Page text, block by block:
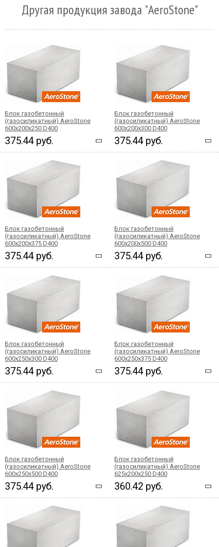
Другая продукция завода "AeroStone"
Блок газобетонный
(газосиликатный) AeroStone
600x200x250 D400
375.44 руб.
Блок газобетонный
(газосиликатный) AeroStone
600x200x300 D400
375.44 руб.
Блок газобетонный
(газосиликатный) AeroStone
600x200x375 D400
375.44 руб.
Блок газобетонный
(газосиликатный) AeroStone
600x200x500 D400
375.44 руб.
Блок газобетонный
(газосиликатный) AeroStone
600x250x300 D400
375.44 руб.
Блок газобетонный
(газосиликатный) AeroStone
600x250x375 D400
375.44 руб.
Блок газобетонный
(газосиликатный) AeroStone
600x250x500 D400
375.44 руб.
Блок газобетонный
(газосиликатный) AeroStone
625x200x250 D400
360.42 руб.